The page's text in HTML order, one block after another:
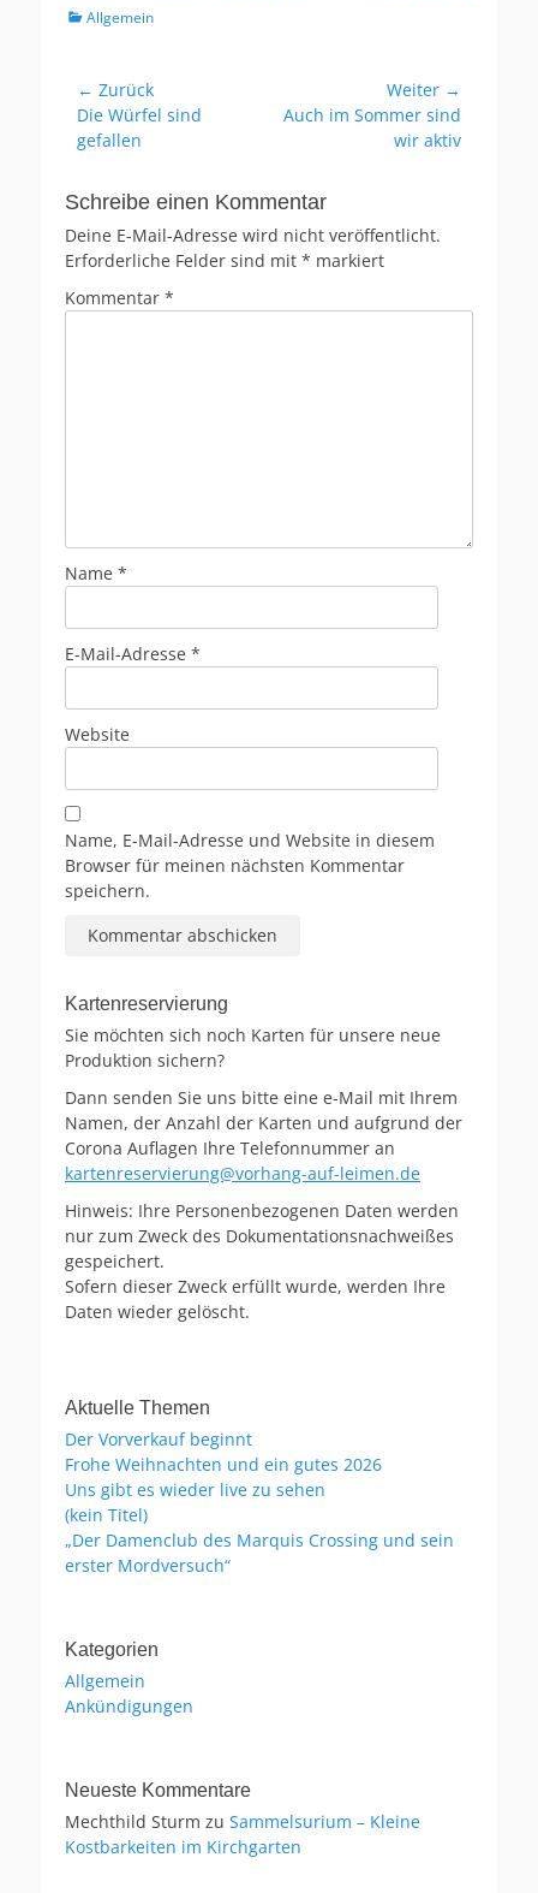
Kategorien
Allgemein
Beitragsnavigation
← Zurück
Vorheriger
Beitrag:
Die Würfel sind
gefallen
Weiter →
Nächster
Auch im Sommer sind
wir aktiv
Schreibe einen Kommentar
Deine E-Mail-Adresse wird nicht veröffentlicht.
Erforderliche Felder sind mit * markiert
Kommentar *
Name *
E-Mail-Adresse *
Website
Name, E-Mail-Adresse und Website in diesem
Browser für meinen nächsten Kommentar
speichern.
Kartenreservierung
Sie möchten sich noch Karten für unsere neue
Produktion sichern?
Dann senden Sie uns bitte eine e-Mail mit Ihrem
Namen, der Anzahl der Karten und aufgrund der
Corona Auflagen Ihre Telefonnummer an
kartenreservierung@vorhang-auf-leimen.de
Hinweis: Ihre Personenbezogenen Daten werden
nur zum Zweck des Dokumentationsnachweißes
gespeichert.
Sofern dieser Zweck erfüllt wurde, werden Ihre
Daten wieder gelöscht.
Aktuelle Themen
Der Vorverkauf beginnt
Frohe Weihnachten und ein gutes 2026
Uns gibt es wieder live zu sehen
(kein Titel)
„Der Damenclub des Marquis Crossing und sein
erster Mordversuch“
Kategorien
Allgemein
Ankündigungen
Neueste Kommentare
Mechthild Sturm zu Sammelsurium – Kleine
Kostbarkeiten im Kirchgarten